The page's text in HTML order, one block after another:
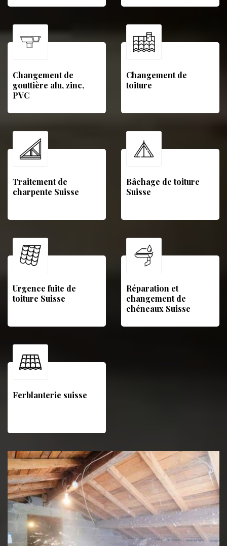
Changement de
gouttière alu, zinc,
PVC
Changement de
toiture
Traitement de
charpente Suisse
Bâchage de toiture
Suisse
Urgence fuite de
toiture Suisse
Réparation et
changement de
chéneaux Suisse
Ferblanterie suisse